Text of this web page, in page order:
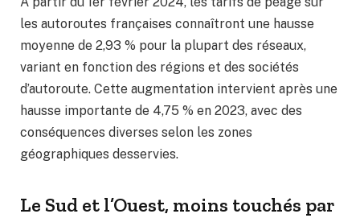
les autoroutes françaises connaîtront une hausse
moyenne de 2,93 % pour la plupart des réseaux,
variant en fonction des régions et des sociétés
d’autoroute. Cette augmentation intervient après une
hausse importante de 4,75 % en 2023, avec des
conséquences diverses selon les zones
géographiques desservies.
Le Sud et l’Ouest, moins touchés par